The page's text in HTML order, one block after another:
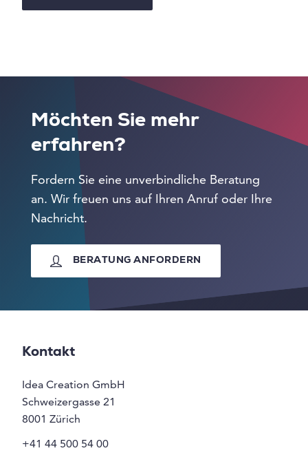
Möchten Sie mehr
erfahren?
Fordern Sie eine unverbindliche Beratung
an. Wir freuen uns auf Ihren Anruf oder Ihre
Nachricht.
BERATUNG ANFORDERN
Kontakt
Idea Creation GmbH
Schweizergasse 21
8001 Zürich
+41 44 500 54 00